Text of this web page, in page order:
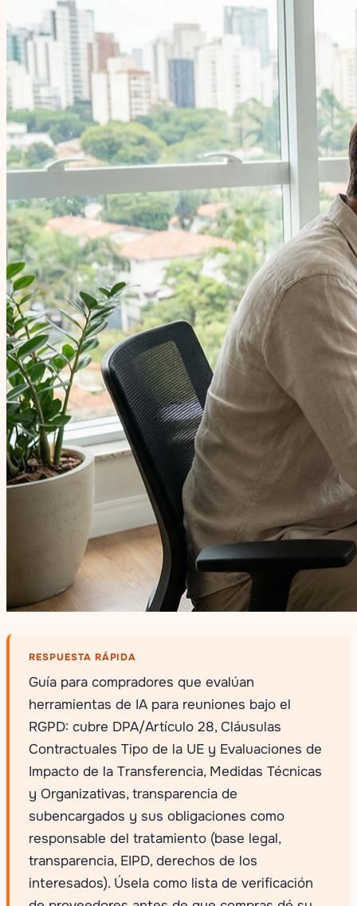
RESPUESTA RÁPIDA
Guía para compradores que evalúan
herramientas de IA para reuniones bajo el
RGPD: cubre DPA/Artículo 28, Cláusulas
Contractuales Tipo de la UE y Evaluaciones de
Impacto de la Transferencia, Medidas Técnicas
y Organizativas, transparencia de
subencargados y sus obligaciones como
responsable del tratamiento (base legal,
transparencia, EIPD, derechos de los
interesados). Úsela como lista de verificación